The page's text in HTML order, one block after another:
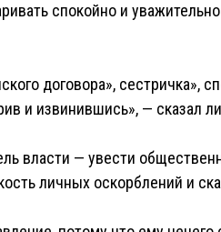
спокойно и
договора», сестричка»,
и извинившись», — сказал
власти — увести
личных оскорблений и